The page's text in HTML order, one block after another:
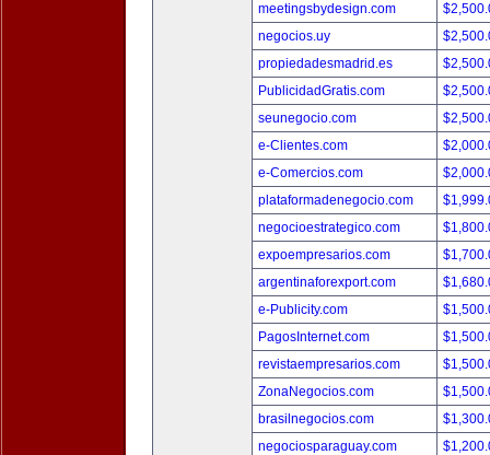
meetingsbydesign.com
negocios.uy
propiedadesmadrid.es
PublicidadGratis.com
seunegocio.com
e-Clientes.com
e-Comercios.com
plataformadenegocio.com
negocioestrategico.com
expoempresarios.com
argentinaforexport.com
e-Publicity.com
PagosInternet.com
revistaempresarios.com
ZonaNegocios.com
brasilnegocios.com
negociosparaguay.com